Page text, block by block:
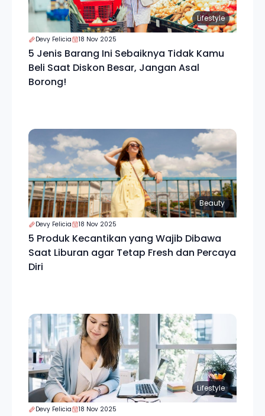
Lifestyle
Devy Felicia 18 Nov 2025
5 Jenis Barang Ini Sebaiknya Tidak Kamu
Beli Saat Diskon Besar, Jangan Asal
Borong!
Beauty
Devy Felicia 18 Nov 2025
5 Produk Kecantikan yang Wajib Dibawa
Saat Liburan agar Tetap Fresh dan Percaya
Diri
Lifestyle
Devy Felicia 18 Nov 2025